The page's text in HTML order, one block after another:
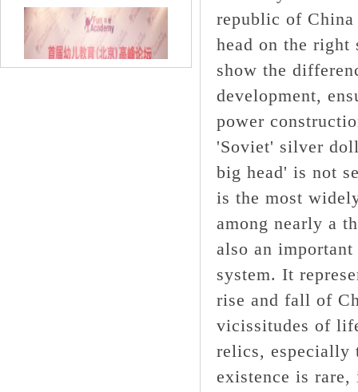
republic of
head on the right
show the
development,
power
'Soviet' silver
big head' is not
is the most
among nearly a
also an
system. It
rise and fall of
vicissitudes of
relics, especially
existence is